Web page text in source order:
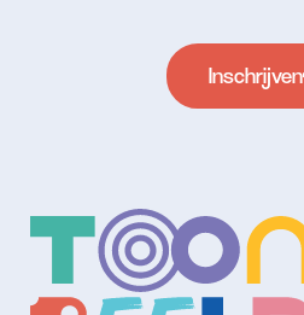
Inschrijven